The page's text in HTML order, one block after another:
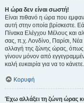
Η ώρα δεν είναι σωστή!
Είναι πιθανό η ώρα που
αυτή στην οποία βρίσκεστε.
Πίνακα Ελέγχου Μέλους και
σας, π.χ. Λονδίνο, Παρίσι,
αλλαγή της ζώνης ώρας, όπως
γίνουν μόνον από
καλή ευκαιρία για να το κάνετε.
Κορυφή
Έχω αλλάξει τη ζώνη ώρας